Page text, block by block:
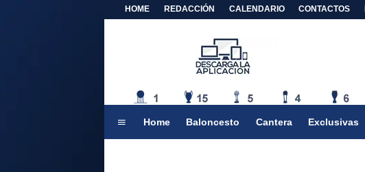
HOME REDACCIÓN CALENDARIO CONTACTOS
Home Baloncesto Cantera Exclusivas